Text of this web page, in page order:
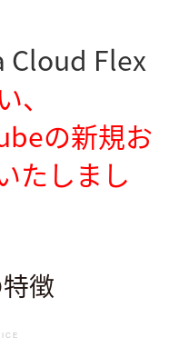
Cloud Flex
の新規お
たしまし
徴